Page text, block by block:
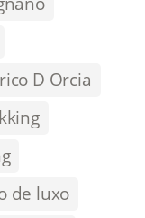
D Orcia
de luxo